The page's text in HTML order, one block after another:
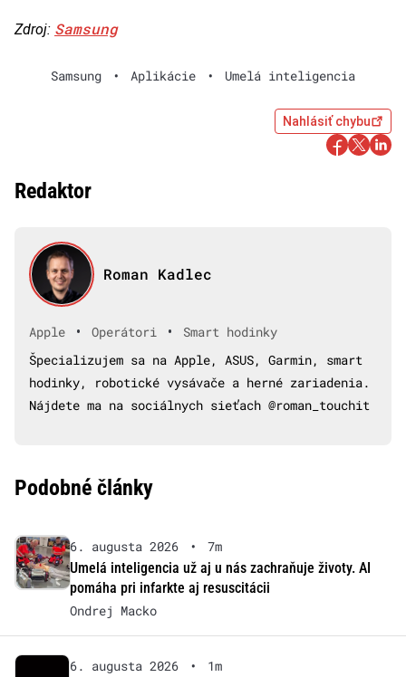
Zdroj: Samsung
Samsung • Aplikácie • Umelá inteligencia
Nahlásiť chybu
Redaktor
Roman Kadlec
Apple • Operátori •
Smart hodinky
Špecializujem sa na Apple, ASUS, Garmin, smart
hodinky, robotické vysávače a herné zariadenia.
Nájdete ma na sociálnych sieťach @roman_touchit
Podobné články
6. augusta 2026 •
7m
Umelá inteligencia už aj u nás zachraňuje životy. AI
pomáha pri infarkte aj resuscitácii
Ondrej Macko
6. augusta 2026 •
1m